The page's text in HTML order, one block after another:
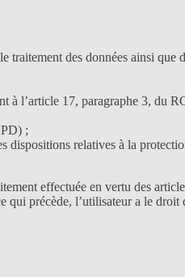
traitement des données ainsi que
à l’article 17, paragraphe 3, du
;
dispositions relatives à la
effectuée en vertu des
qui précède, l’utilisateur a le droit